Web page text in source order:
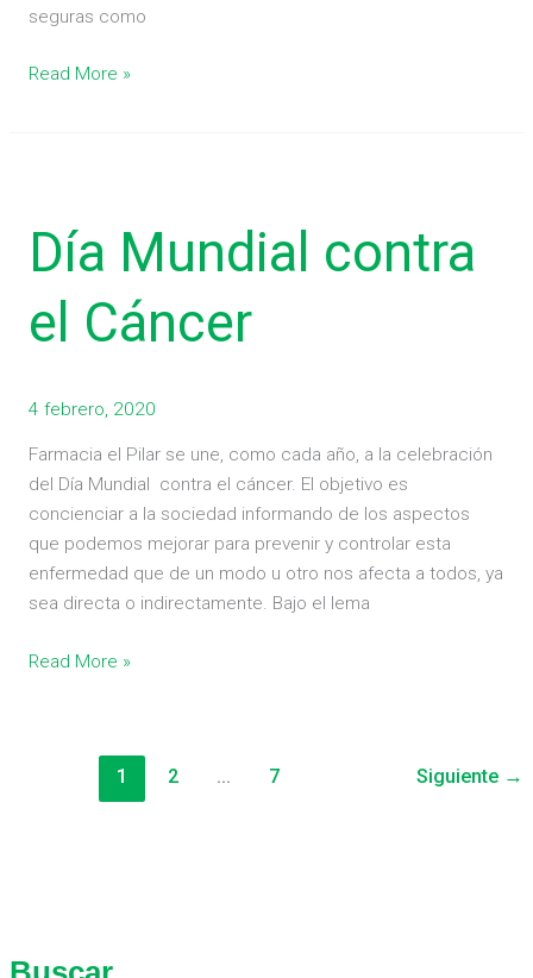
seguras como
Read More »
Día Mundial contra
el Cáncer
4 febrero, 2020
Farmacia el Pilar se une, como cada año, a la celebración
del Día Mundial contra el cáncer. El objetivo es
concienciar a la sociedad informando de los aspectos
que podemos mejorar para prevenir y controlar esta
enfermedad que de un modo u otro nos afecta a todos, ya
sea directa o indirectamente. Bajo el lema
contra
el
Read More »
1 2 … 7 Siguiente →